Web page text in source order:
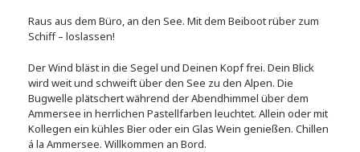
Raus aus dem Büro, an den See. Mit dem Beiboot rüber zum
Schiff – loslassen!
Der Wind bläst in die Segel und Deinen Kopf frei. Dein Blick
wird weit und schweift über den See zu den Alpen. Die
Bugwelle plätschert während der Abendhimmel über dem
Ammersee in herrlichen Pastellfarben leuchtet. Allein oder mit
Kollegen ein kühles Bier oder ein Glas Wein genießen. Chillen
á la Ammersee. Willkommen an Bord.